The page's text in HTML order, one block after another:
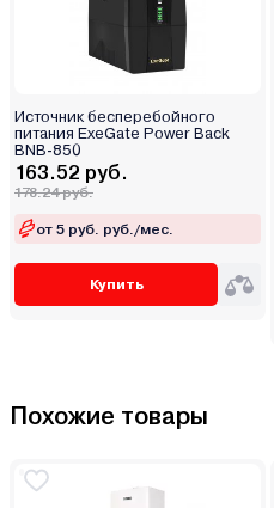
Источник бесперебойного
питания ExeGate Power Back
BNB-850
163.52 руб.
178.24 руб.
от 5 руб. руб./мес.
Купить
Похожие товары